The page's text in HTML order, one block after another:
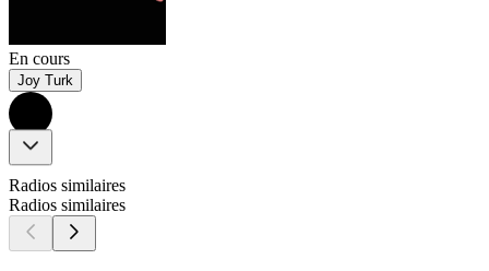
En cours
Joy Turk
Radios similaires
Radios similaires